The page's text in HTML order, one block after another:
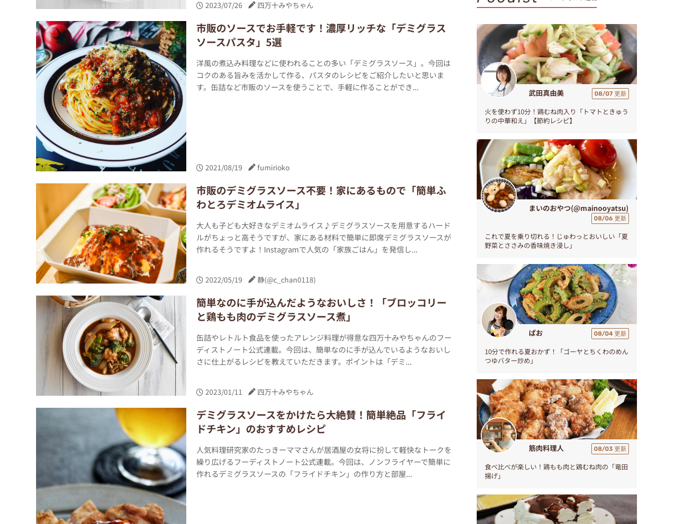
2023/07/26 四万十みやちゃん
市販のソースでお手軽です！濃厚リッチな「デミグラス
ソースパスタ」5選
洋風の煮込み料理などに使われることの多い「デミグラスソース」。今回は
コクのある旨みを活かして作る、パスタのレシピをご紹介したいと思いま
す。缶詰など市販のソースを使うことで、手軽に作ることができ...
2021/08/19 fumirioko
市販のデミグラスソース不要！家にあるもので「簡単ふ
わとろデミオムライス」
大人も子ども大好きなデミオムライス♪デミグラスソースを用意するハード
ルがちょっと高そうですが、家にある材料で簡単に即席デミグラスソースが
作れるそうですよ！Instagramで人気の「家族ごはん」を発信し...
2022/05/19 静(@c_chan0118)
簡単なのに手が込んだようなおいしさ！「ブロッコリー
と鶏もも肉のデミグラスソース煮」
缶詰やレトルト食品を使ったアレンジ料理が得意な四万十みやちゃんのフー
ディストノート公式連載。今回は、簡単なのに手が込んでいるようなおいし
さに仕上がるレシピを教えていただきます。ポイントは「デミ...
2023/01/11 四万十みやちゃん
デミグラスソースをかけたら大絶賛！簡単絶品「フライ
ドチキン」のおすすめレシピ
人気料理研究家のたっきーママさんが居酒屋の女将に扮して軽快なトークを
繰り広げるフーディストノート公式連載。今回は、ノンフライヤーで簡単に
作れるデミグラスソースの「フライドチキン」の作り方と部屋...
武田真由美 08/07 更新
火を使わず10分！鶏むね肉入り「トマトときゅう
りの中華和え」【節約レシピ】
まいのおやつ(@mainooyatsu)
08/06 更新
これで夏を乗り切れる！じゅわっとおいしい「夏
野菜とささみの香味焼き浸し」
ぱお 08/04 更新
10分で作れる夏おかず！「ゴーヤとちくわのめん
つゆバター炒め」
筋肉料理人 08/03 更新
食べ比べが楽しい！鶏もも肉と鶏むね肉の「竜田
揚げ」